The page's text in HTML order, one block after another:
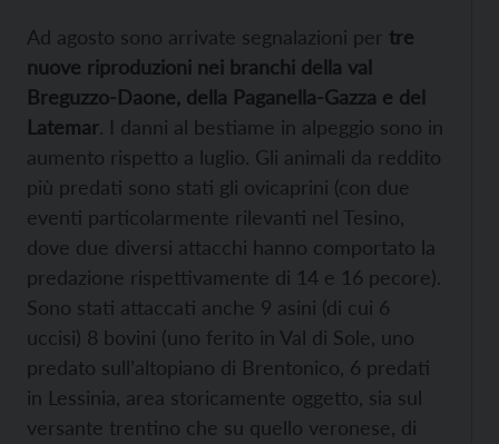
Ad agosto sono arrivate segnalazioni per tre
nuove riproduzioni nei branchi della val
Breguzzo-Daone, della Paganella-Gazza e del
Latemar. I danni al bestiame in alpeggio sono in
aumento rispetto a luglio. Gli animali da reddito
più predati sono stati gli ovicaprini (con due
eventi particolarmente rilevanti nel Tesino,
dove due diversi attacchi hanno comportato la
predazione rispettivamente di 14 e 16 pecore).
Sono stati attaccati anche 9 asini (di cui 6
uccisi) 8 bovini (uno ferito in Val di Sole, uno
predato sull’altopiano di Brentonico, 6 predati
in Lessinia, area storicamente oggetto, sia sul
versante trentino che su quello veronese, di